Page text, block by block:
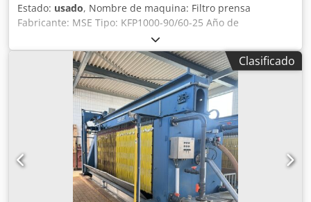
Estado: usado, Nombre de maquina: Filtro prensa
Fabricante: MSE Tipo: KFP1000-90/60-25 Año de
fabricación: 2010 Tipo de construcción: Prensa de vigas
laterales Presión del filtro: 15 bar Contenido del filtro:
Aproximadamente 1177 litros (ampliable a 1766 litros)
Salida: Abierto Área de filtrado: Aproximadamente 101 m2
(ampliable a 152 m2) Dcsdpformmp Iox An Iek Tamaño
Placas: 1000 x 1000 mm Número placas: 60 (ampliable a
90) Material de placas: Polipropileno Transporte placa:
Automático Sistema lavado telas: No Espesor de torta: 25
mm Fuerza de cierre: 350 bar Dimensiones: Largo 7900 x
ancho 1950 x alto 2000 mm Peso en vacío:
aproximadamente 1400 kg Documentación técnica: Si
Accesorios: Bandejas de goteo, 25 placas de repuesto,
Clasificado